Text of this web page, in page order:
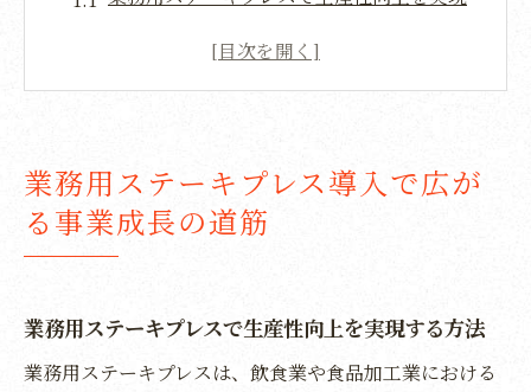
業務用ステーキプレスの需要と今後の可能
性を探る
事業再構築補助金と業務用投資の有効活用
新潟市江南区の生産性改革を進める業務用設備
選び
業務用ステーキプレス導入で広が
る事業成長の道筋
業務用ステーキプレスで生産性向上を実現する方法
業務用ステーキプレスは、飲食業や食品加工業における